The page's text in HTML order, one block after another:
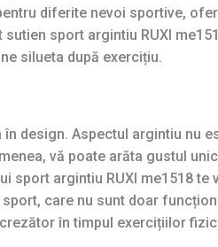
diferite nevoi sportive,
sport argintiu RUXI
silueta după exercițiu.
design. Aspectul argintiu nu
vă poate arăta gustul
sport argintiu RUXI me1518 te
care nu sunt doar
în timpul exercițiilor